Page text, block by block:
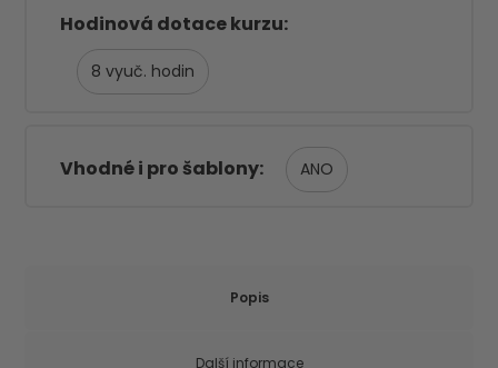
Hodinová dotace kurzu
8
Vhodné i pro šablony ANO
Popis
Další informace